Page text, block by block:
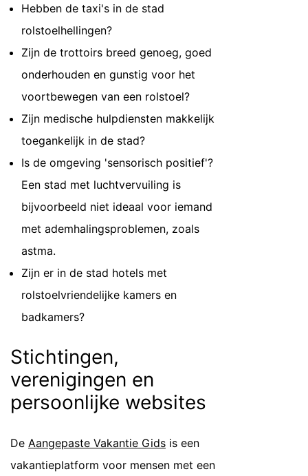
Hebben de taxi's in de stad
rolstoelhellingen?
Zijn de trottoirs breed genoeg, goed
onderhouden en gunstig voor het
voortbewegen van een rolstoel?
Zijn medische hulpdiensten makkelijk
toegankelijk in de stad?
Is de omgeving 'sensorisch positief'?
Een stad met luchtvervuiling is
bijvoorbeeld niet ideaal voor iemand
met ademhalingsproblemen, zoals
astma.
Zijn er in de stad hotels met
rolstoelvriendelijke kamers en
badkamers?
Stichtingen,
verenigingen en
persoonlijke websites
De Aangepaste Vakantie Gids is een
vakantieplatform voor mensen met een